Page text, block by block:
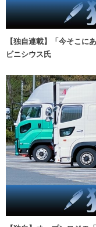
【独自連載】「今そこ
ビニシウス氏